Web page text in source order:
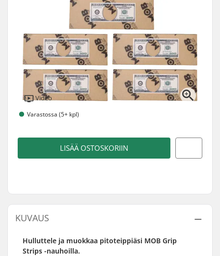
Video
Varastossa (5+ kpl)
LISÄÄ OSTOSKORIIN
KUVAUS
Hulluttele ja muokkaa pitoteippiäsi MOB Grip
Strips -nauhoilla.